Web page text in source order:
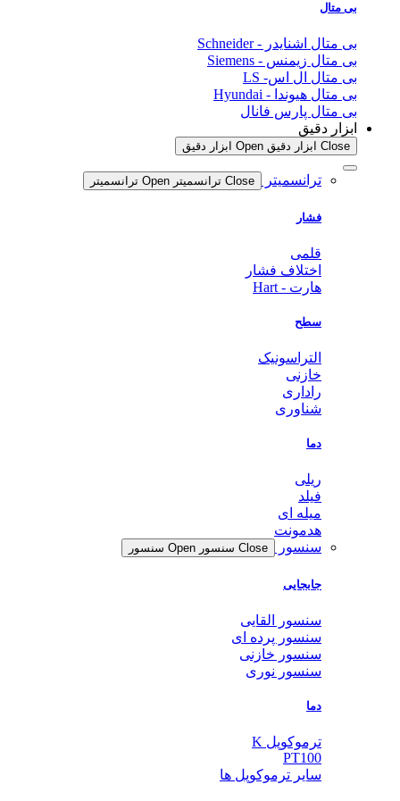
بی متال
بی متال اشنایدر - Schneider
بی متال زیمنس - Siemens
بی متال ال اس- LS
بی متال هیوندا - Hyundai
بی متال پارس فانال
ابزار دقیق
Close ابزار دقیق Open ابزار دقیق
ترانسمیتر Close ترانسمیتر Open ترانسمیتر
فشار
قلمی
اختلاف فشار
هارت - Hart
سطح
التراسونیک
خازنی
راداری
شناوری
دما
ریلی
فیلد
میله ای
هدمونت
سنسور
Close سنسور Open سنسور
جابجایی
سنسور القایی
سنسور پرده ای
سنسور خازنی
سنسور نوری
دما
ترموکوپل K
PT100
سایر ترموکوپل ها